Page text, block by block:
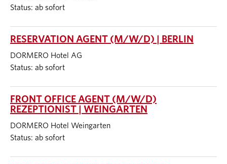
Status: ab sofort
RESERVATION AGENT (M/W/D) | BERLIN
DORMERO Hotel AG
Status: ab sofort
FRONT OFFICE AGENT (M/W/D)
REZEPTIONIST | WEINGARTEN
DORMERO Hotel Weingarten
Status: ab sofort